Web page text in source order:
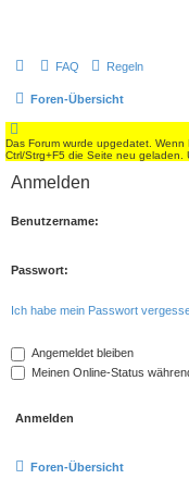
FAQ Regeln
Foren-Übersicht
Das Forum wurde upgedatet.
Ctrl/Strg+F5 die Seite neu geladen.
Anmelden
Benutzername:
Passwort:
Ich habe mein Passwort
Angemeldet bleiben
Meinen Online-Status
Foren-Übersicht